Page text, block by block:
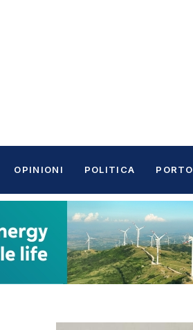
OPINIONI POLITICA PORTO